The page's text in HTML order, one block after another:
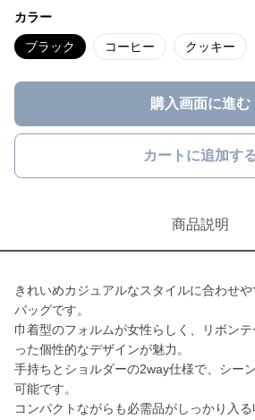
カラー
ブラック コーヒー クッキー
購入画面に進む
カートに追加す
商品説明
きれいめカジュアルなスタイルに合わせ
バッグです。
巾着型のフォルムが女性らしく、リボン
った個性的なデザインが魅力。
手持ちとショルダーの2way仕様で、シー
可能です。
コンパクトながらも必需品がしっかり入